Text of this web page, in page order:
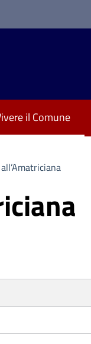
il Comune